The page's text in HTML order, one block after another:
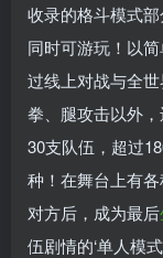
收录的格斗模式
同时可游玩！以
过线上对战与全
拳、腿攻击以外
30支队伍，超过
种！在舞台上有
对方后，成为最后
伍剧情的‘单人模